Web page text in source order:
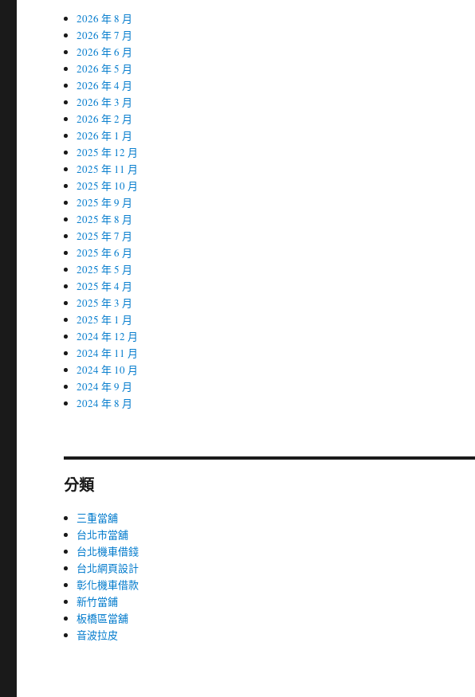
2026 年 8 月
2026 年 7 月
2026 年 6 月
2026 年 5 月
2026 年 4 月
2026 年 3 月
2026 年 2 月
2026 年 1 月
2025 年 12 月
2025 年 11 月
2025 年 10 月
2025 年 9 月
2025 年 8 月
2025 年 7 月
2025 年 6 月
2025 年 5 月
2025 年 4 月
2025 年 3 月
2025 年 1 月
2024 年 12 月
2024 年 11 月
2024 年 10 月
2024 年 9 月
2024 年 8 月
分類
三重當舖
台北市當舖
台北機車借錢
台北網頁設計
彰化機車借款
新竹當鋪
板橋區當舖
音波拉皮